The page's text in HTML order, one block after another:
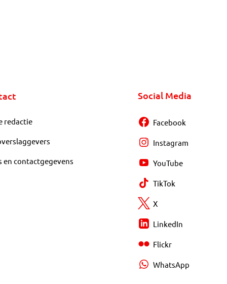
redactie
en contactgegevens
Social Media
Facebook
Instagram
YouTube
TikTok
X
LinkedIn
Flickr
WhatsApp